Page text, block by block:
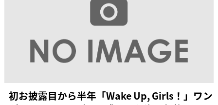
初お披露目から半年「Wake Up, Girls！」ワン